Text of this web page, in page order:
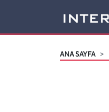
ANA SAYFA